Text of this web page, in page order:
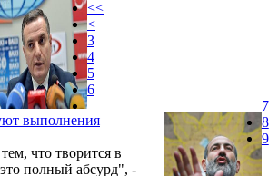
положения протокола Саргсян-
Об этом на своей странице в
написал официальный
РПА Эдуард Шармазанов.
выполнения
что творится в
полный абсурд", -
<<
<
3
4
5
6
7
8
9